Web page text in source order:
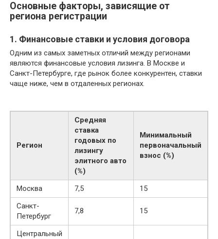
Основные факторы, зависящие от
региона регистрации
1. Финансовые ставки и условия договора
Одним из самых заметных отличий между регионами
являются финансовые условия лизинга. В Москве и
Санкт-Петербурге, где рынок более конкурентен, ставки
чаще ниже, чем в отдаленных регионах.
Регион
Средняя
ставка
годовых по
лизингу
элитного авто
(%)
Минимальный
первоначальный
взнос (%)
Москва 7,5
15
Санкт-
Петербург
7,8 15
Центральный